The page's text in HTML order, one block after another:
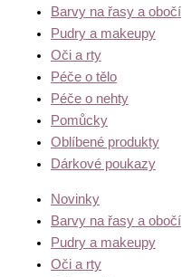
Barvy na řasy a obočí
Pudry a makeupy
Oči a rty
Péče o tělo
Péče o nehty
Pomůcky
Oblíbené produkty
Dárkové poukazy
Novinky
Barvy na řasy a obočí
Pudry a makeupy
Oči a rty